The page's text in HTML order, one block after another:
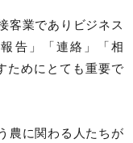
客業でありビジネス
告」「連絡」「相
ためにとても重要で
農に関わる人たちが